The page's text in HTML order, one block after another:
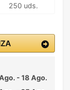
250 uds.
- 18 Ago.